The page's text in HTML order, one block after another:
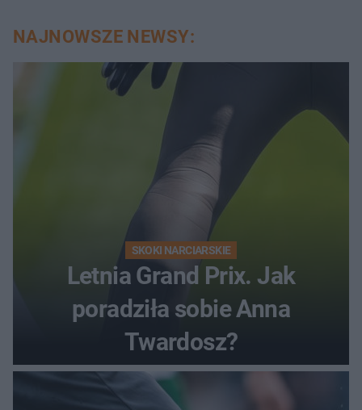
NAJNOWSZE NEWSY:
SKOKI NARCIARSKIE
Letnia Grand Prix. Jak
poradziła sobie Anna
Twardosz?